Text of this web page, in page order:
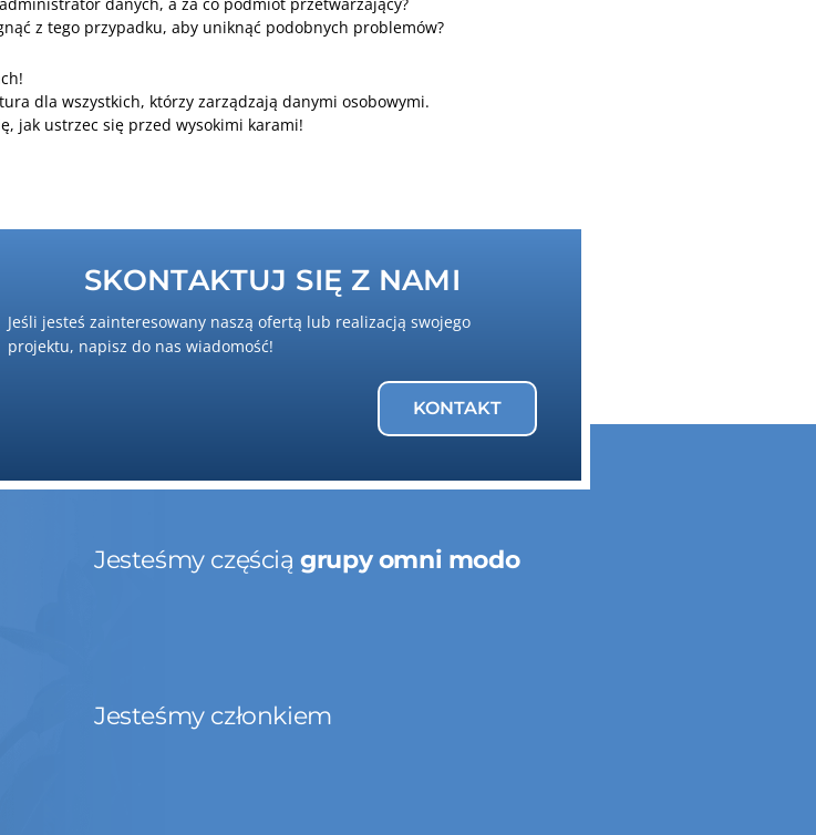
danych, a za co podmiot przetwarzający?
z tego przypadku, aby uniknąć podobnych problemów?
dla wszystkich, którzy zarządzają danymi osobowymi.
jak ustrzec się przed wysokimi karami!
SKONTAKTUJ SIĘ Z NAMI
Jeśli jesteś zainteresowany naszą ofertą lub realizacją swojego
projektu, napisz do nas wiadomość!
KONTAKT
Jesteśmy częściągrupy omni modo
Jesteśmy członkiem